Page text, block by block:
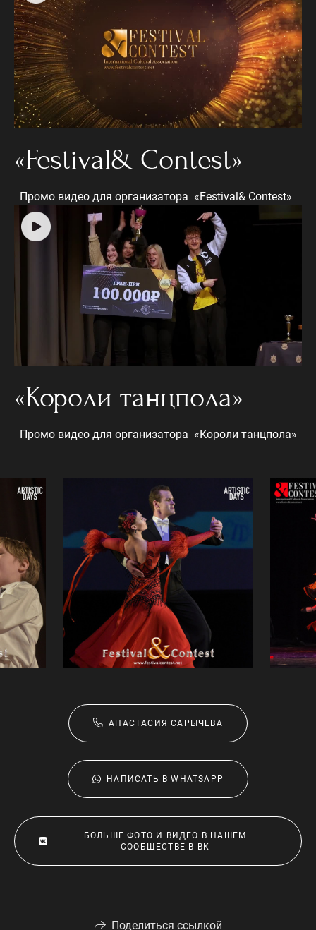
«Festival& Contest»
Промо видео для организатора «Festival& Contest»
«Короли танцпола»
Промо видео для организатора «Короли танцпола»
АНАСТАСИЯ САРЫЧЕВА
НАПИСАТЬ В WHATSAPP
БОЛЬШЕ ФОТО И ВИДЕО В НАШЕМ
СООБЩЕСТВЕ В ВК
Поделиться ссылкой